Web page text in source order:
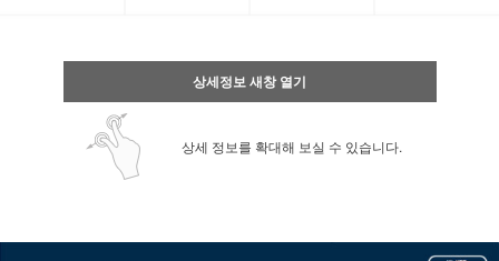
상세정보 새창 열기
상세 정보를 확대해 보실 수 있습니다.